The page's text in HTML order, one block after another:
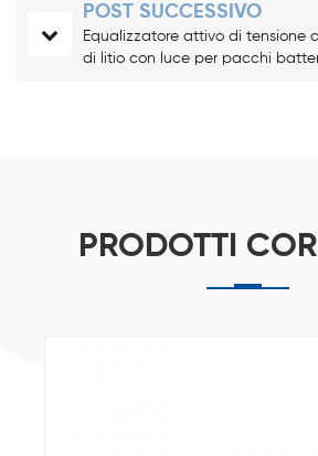
POST SUCCESSIVO
Equalizzatore attivo di tensione
di litio con luce per pacchi
PRODOTTI